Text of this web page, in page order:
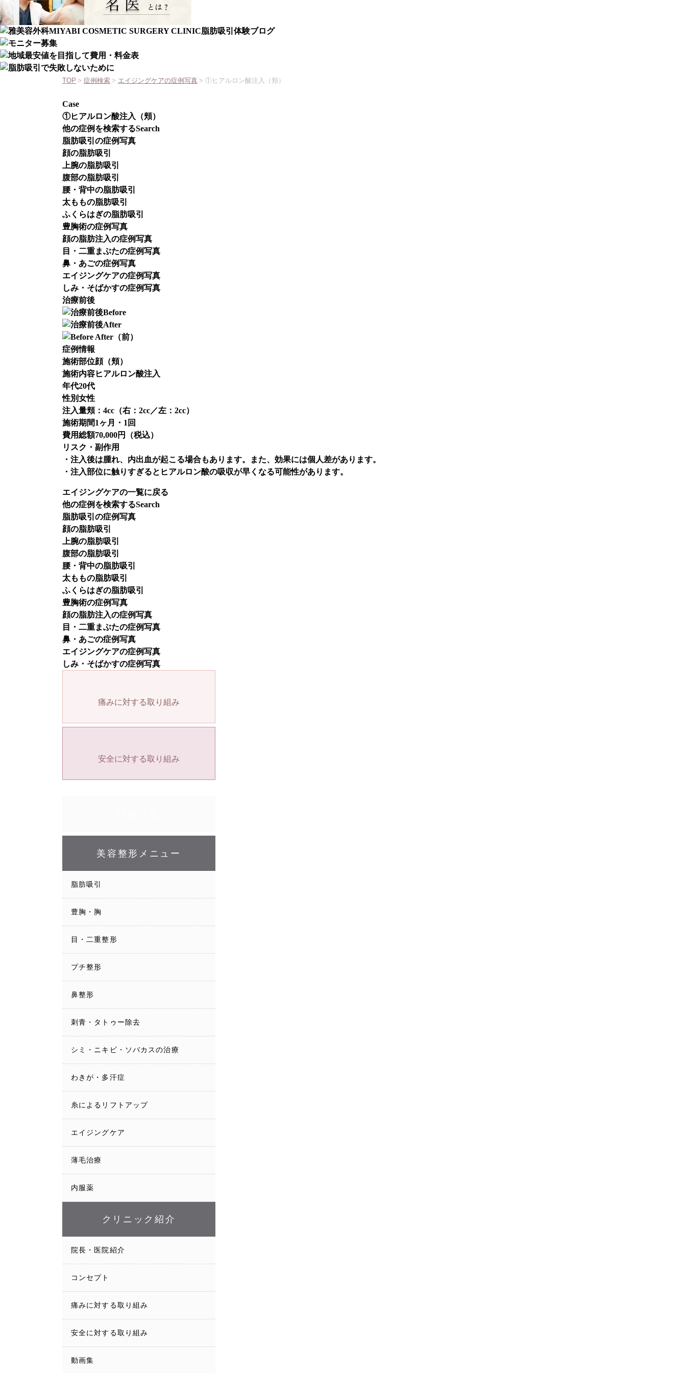
TOP > 症例検索 > エイジングケアの症例写真 > ①ヒアルロン酸注入（頬）
Case
①ヒアルロン酸注入（頬）
他の症例を検索するSearch
脂肪吸引の症例写真
顔の脂肪吸引
上腕の脂肪吸引
腹部の脂肪吸引
腰・背中の脂肪吸引
太ももの脂肪吸引
ふくらはぎの脂肪吸引
豊胸術の症例写真
顔の脂肪注入の症例写真
目・二重まぶたの症例写真
鼻・あごの症例写真
エイジングケアの症例写真
しみ・そばかすの症例写真
治療前後
Before
After
症例情報
施術部位顔（頬）
施術内容ヒアルロン酸注入
年代20代
性別女性
注入量頬：4cc（右：2cc／左：2cc）
施術期間1ヶ月・1回
費用総額70,000円（税込）
リスク・副作用
・注入後は腫れ、内出血が起こる場合もあります。また、効果には個人差があります。
・注入部位に触りすぎるとヒアルロン酸の吸収が早くなる可能性があります。
エイジングケアの一覧に戻る
他の症例を検索するSearch
脂肪吸引の症例写真
顔の脂肪吸引
上腕の脂肪吸引
腹部の脂肪吸引
腰・背中の脂肪吸引
太ももの脂肪吸引
ふくらはぎの脂肪吸引
豊胸術の症例写真
顔の脂肪注入の症例写真
目・二重まぶたの症例写真
鼻・あごの症例写真
エイジングケアの症例写真
しみ・そばかすの症例写真
痛みに対する取り組み
安全に対する取り組み
美容整形メニュー
脂肪吸引
豊胸・胸
目・二重整形
プチ整形
鼻整形
刺青・タトゥー除去
シミ・ニキビ・ソバカスの治療
わきが・多汗症
糸によるリフトアップ
エイジングケア
薄毛治療
内服薬
クリニック紹介
院長・医院紹介
コンセプト
痛みに対する取り組み
安全に対する取り組み
動画集